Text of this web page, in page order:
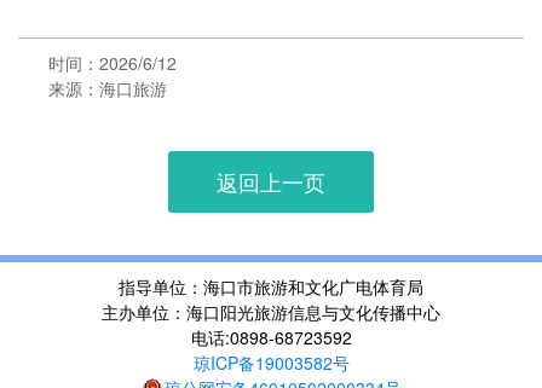
时间：2026/6/12
来源：海口旅游
返回上一页
指导单位：海口市旅游和文化广电体育局
主办单位：海口阳光旅游信息与文化传播中心
电话:0898-68723592
琼ICP备19003582号